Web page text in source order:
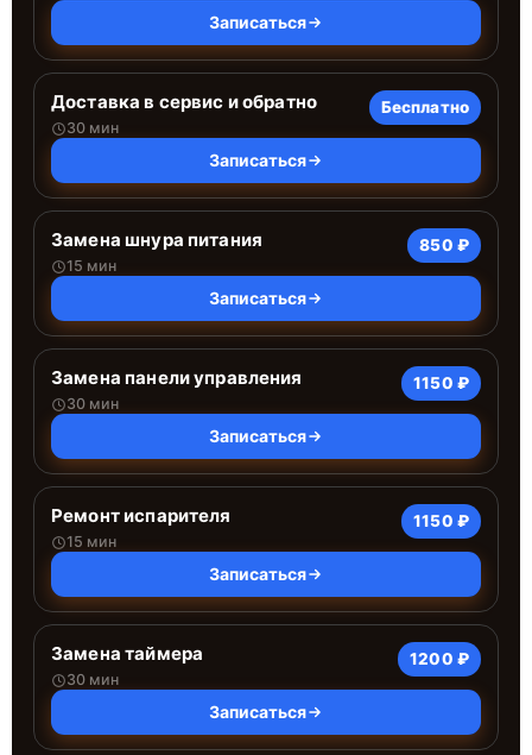
Записаться
Доставка в сервис и обратно
30 мин
Бесплатно
Записаться
Замена шнура питания
15 мин
850 ₽
Записаться
Замена панели управления
30 мин
1150 ₽
Записаться
Ремонт испарителя
15 мин
1150 ₽
Записаться
Замена таймера
30 мин
1200 ₽
Записаться